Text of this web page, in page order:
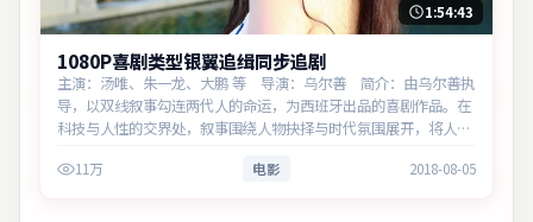
1:54:43
1080P喜剧类型银翼追缉同步追剧
主演：汤唯、朱一龙、大鹏 等 导演：乌尔善 简介：由乌尔善执
导，以双线叙事勾连两代人的命运，为西班牙出品的喜剧作品。在
科技与人性的交界处，叙事围绕人物抉择与时代氛围展开，将人物
性与现实…
11万 电影 2018-08-05